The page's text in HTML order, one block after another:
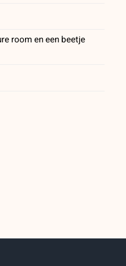
room en een beetje